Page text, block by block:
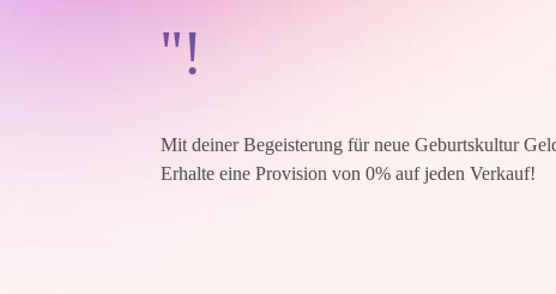
''!
Mit deiner Begeisterung für neue Geburtskultur
Erhalte eine Provision von 0% auf jeden Verkauf!